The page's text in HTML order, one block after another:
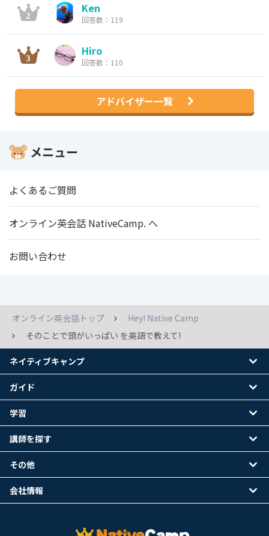
Ken
回答数：119
Hiro
回答数：110
アドバイザー一覧
メニュー
よくあるご質問
オンライン英会話 NativeCamp. へ
お問い合わせ
オンライン英会話トップ
Hey! Native Camp
そのことで頭がいっぱい を英語で教えて!
ネイティブキャンプ
ガイド
学習
講師を探す
その他
会社情報